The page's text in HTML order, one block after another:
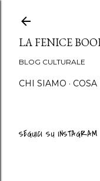
LA FENICE
BLOG CULTURALE
CHI SIAMO
SEGUICI SU INSTAGRAM